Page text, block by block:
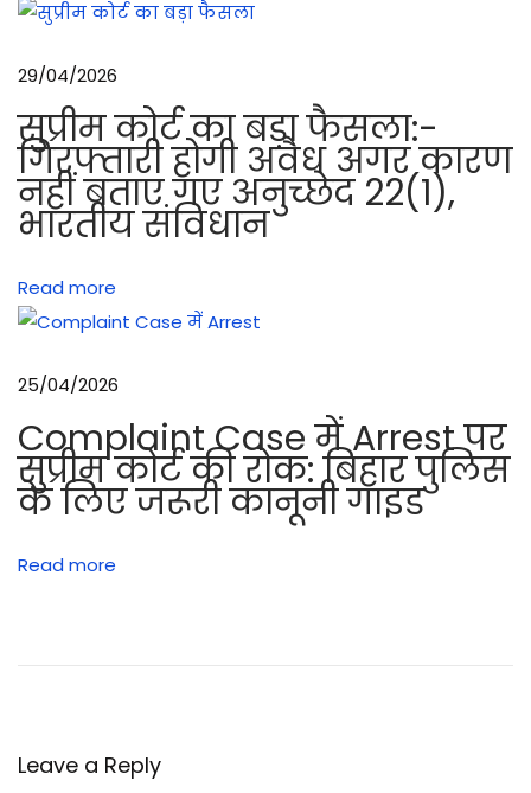
को
का
ना
प
जो
ख
इ
व
ड
ट
ऑ
प
श
?
29/04/2026
सुप्रीम कोर्ट का बड़ा फैसला:-
गिरफ्तारी होगी अवैध अगर कारण
नहीं बताए गए अनुच्छेद 22(1),
भारतीय संविधान
Read more
25/04/2026
Complaint Case में Arrest पर
सुप्रीम कोर्ट की रोक: बिहार पुलिस
के लिए जरूरी कानूनी गाइड
Read more
Leave a Reply